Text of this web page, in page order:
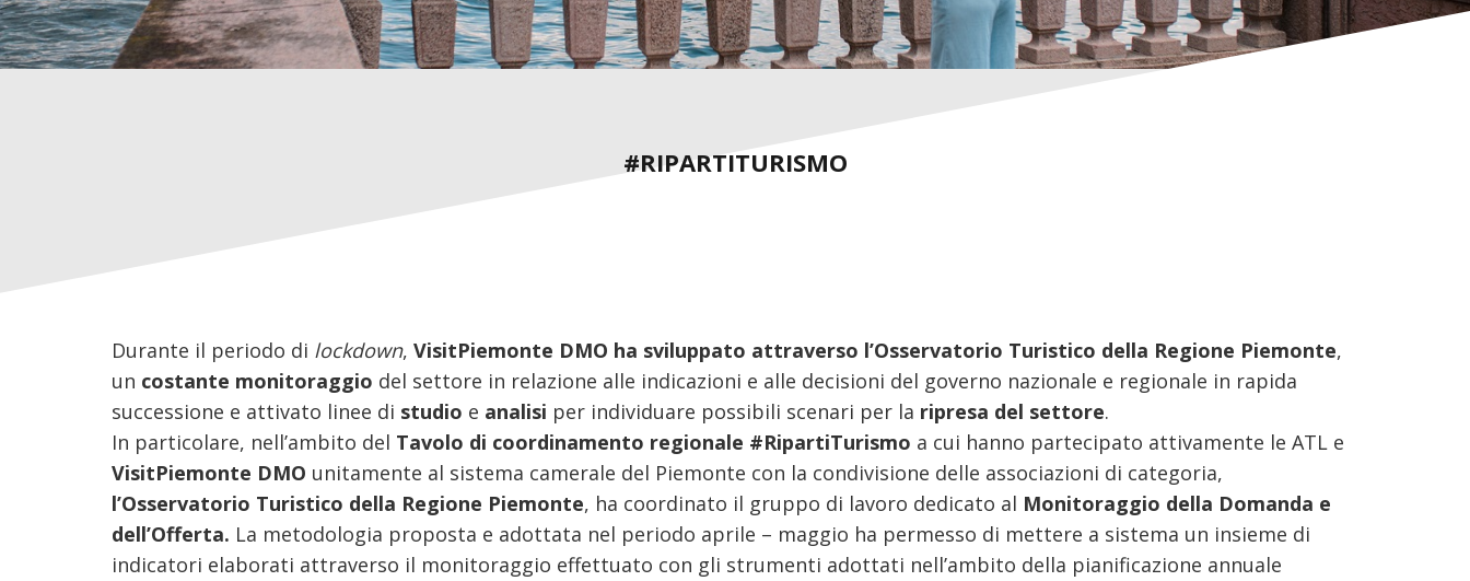
#RIPARTITURISMO
Durante il periodo di lockdown, VisitPiemonte DMO ha sviluppato attraverso l’Osservatorio Turistico della Regione Piemonte,
un costante monitoraggio del settore in relazione alle indicazioni e alle decisioni del governo nazionale e regionale in rapida
successione e attivato linee di studio e analisi per individuare possibili scenari per la ripresa del settore.
In particolare, nell’ambito del Tavolo di coordinamento regionale #RipartiTurismo a cui hanno partecipato attivamente le ATL e
VisitPiemonte DMO unitamente al sistema camerale del Piemonte con la condivisione delle associazioni di categoria,
l’Osservatorio Turistico della Regione Piemonte, ha coordinato il gruppo di lavoro dedicato al Monitoraggio della Domanda e
dell’Offerta. La metodologia proposta e adottata nel periodo aprile – maggio ha permesso di mettere a sistema un insieme di
indicatori elaborati attraverso il monitoraggio effettuato con gli strumenti adottati nell’ambito della pianificazione annuale